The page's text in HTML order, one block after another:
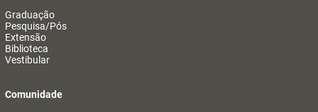
Graduação
Pesquisa/Pós
Extensão
Biblioteca
Vestibular
Comunidade